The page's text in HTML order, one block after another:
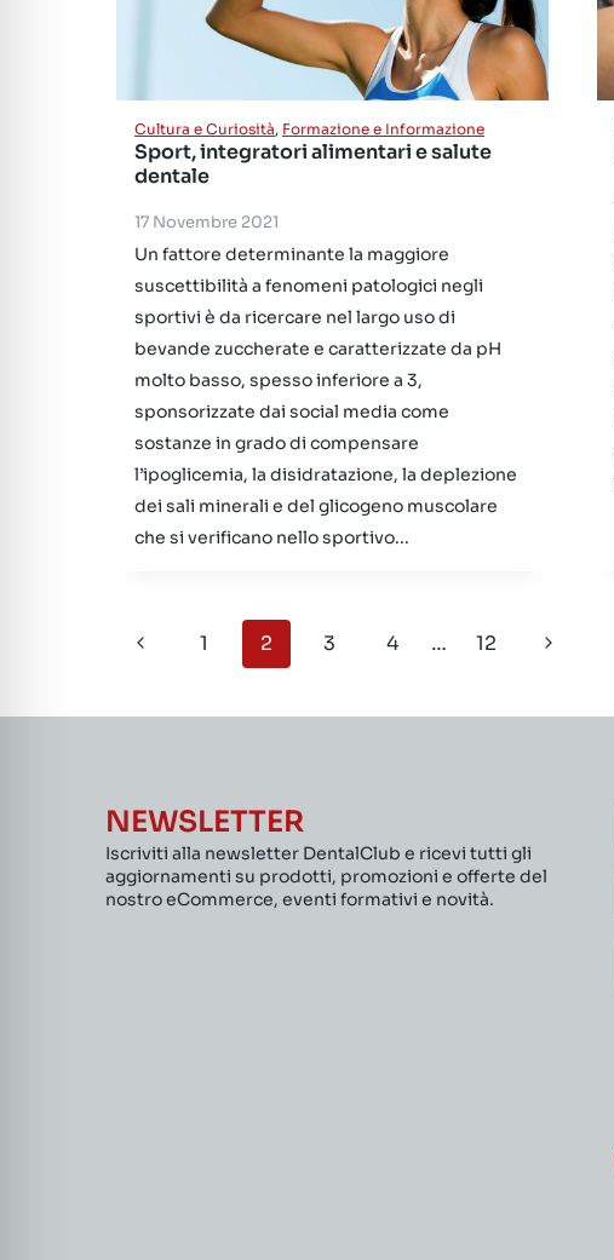
Cultura e Curiosità, Formazione e Informazione
Sport, integratori alimentari e salute
dentale
17 Novembre 2021
Un fattore determinante la maggiore
suscettibilità a fenomeni patologici negli
sportivi è da ricercare nel largo uso di
bevande zuccherate e caratterizzate da pH
molto basso, spesso inferiore a 3,
sponsorizzate dai social media come
sostanze in grado di compensare
l’ipoglicemia, la disidratazione, la deplezione
dei sali minerali e del glicogeno muscolare
che si verificano nello sportivo...
Navigazione
Pagina
1 2 3 4 … 12
Pagina
NEWSLETTER
Iscriviti alla newsletter DentalClub e ricevi tutti gli
aggiornamenti su prodotti, promozioni e offerte del
nostro eCommerce, eventi formativi e novità.